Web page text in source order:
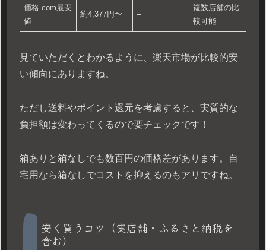
価格.com最安
値
約4,377円〜 –
複数店舗の比
較可能
見ていただくとわかるように、楽天市場が比較的安
い傾向にありますね。
ただし送料やポイント還元を考慮すると、実質的な
負担額は変わってくるので要チェックです！
箱ありと箱なしでも数百円の価格差があります。自
宅用なら箱なしでコストを抑えるのもアリですね。
安く買うコツ（実店舗・ふるさと納税を
含む）